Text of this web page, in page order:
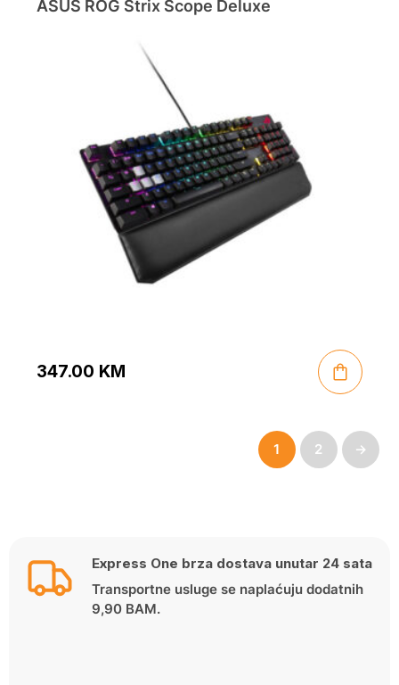
ASUS ROG Strix Scope Deluxe
347.00 KM
1 2 →
Express One brza dostava unutar 24 sata
Transportne usluge se naplaćuju dodatnih
9,90 BAM.